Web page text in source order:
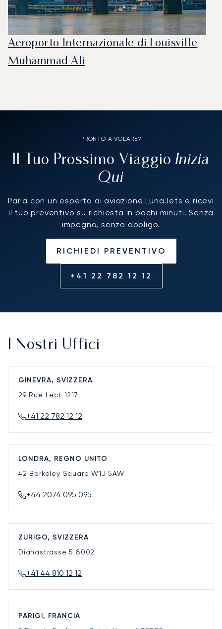
Aeroporto Internazionale di Louisville
Muhammad Ali
PRONTO A VOLARE?
Il Tuo Prossimo Viaggio Inizia
Qui
Parla con un esperto di aviazione LunaJets e ricevi
il tuo preventivo su richiesta in pochi minuti. Senza
impegno, senza obbligo.
RICHIEDI PREVENTIVO
+41 22 782 12 12
I Nostri Uffici
GINEVRA, SVIZZERA
29 Rue Lect 1217
+41 22 782 12 12
LONDRA, REGNO UNITO
42 Berkeley SquareW1J 5AW
+44 2074 095 095
ZURIGO, SVIZZERA
Dianastrasse 5 8002
+41 44 810 12 12
PARIGI, FRANCIA